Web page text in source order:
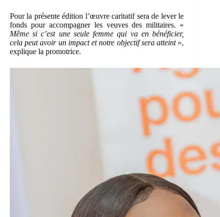
Pour la présente édition l’œuvre caritatif sera de lever le
fonds pour accompagner les veuves des militaires. «
Même si c’est une seule femme qui va en bénéficier,
cela peut avoir un impact et notre objectif sera atteint »,
explique la promotrice.